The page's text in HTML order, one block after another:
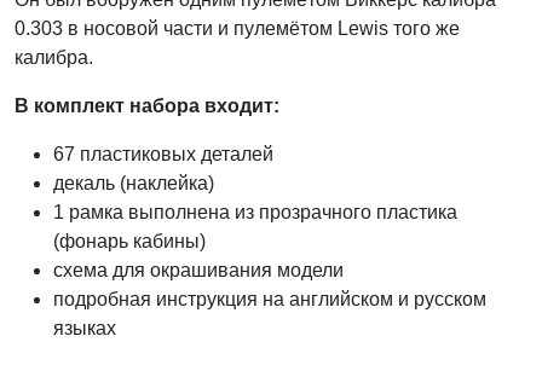
0.303 в носовой части и пулемётом Lewis того же
калибра.
В комплект набора входит:
67 пластиковых деталей
декаль (наклейка)
1 рамка выполнена из прозрачного пластика
(фонарь кабины)
схема для окрашивания модели
подробная инструкция на английском и русском
языках